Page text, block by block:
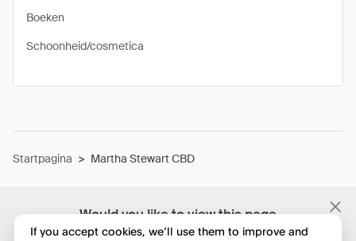
Would you like to view this page
in English?
Boeken
Schoonheid/cosmetica
Startpagina > Martha Stewart CBD
If you accept cookies, we’ll use them to improve and